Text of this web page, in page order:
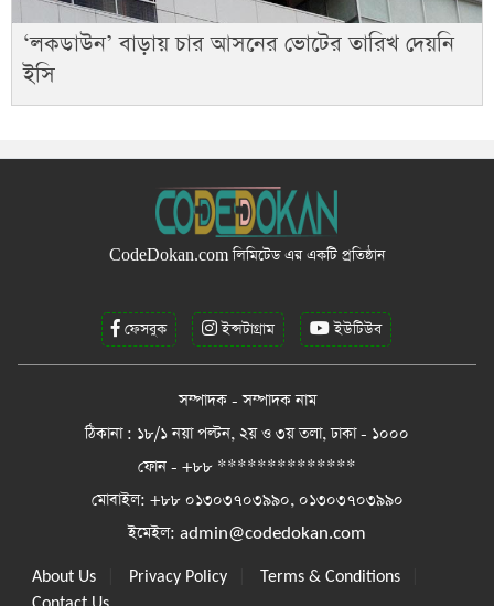
‘লকডাউন’ বাড়ায় চার আসনের ভোটের তারিখ দেয়নি
ইসি
CodeDokan.comলিমিটেড এর একটি প্রতিষ্ঠান
ফেসবুক ইন্সটাগ্রাম ইউটিউব
সম্পাদক - সম্পাদক নাম
ঠিকানা : ১৮/১ নয়া পল্টন, ২য় ও ৩য় তলা, ঢাকা - ১০০০
ফোন - +৮৮ **************
মোবাইল: +৮৮ ০১৩০৩৭০৩৯৯০, ০১৩০৩৭০৩৯৯০
ইমেইল: admin@codedokan.com
About Us Privacy Policy Terms & Conditions